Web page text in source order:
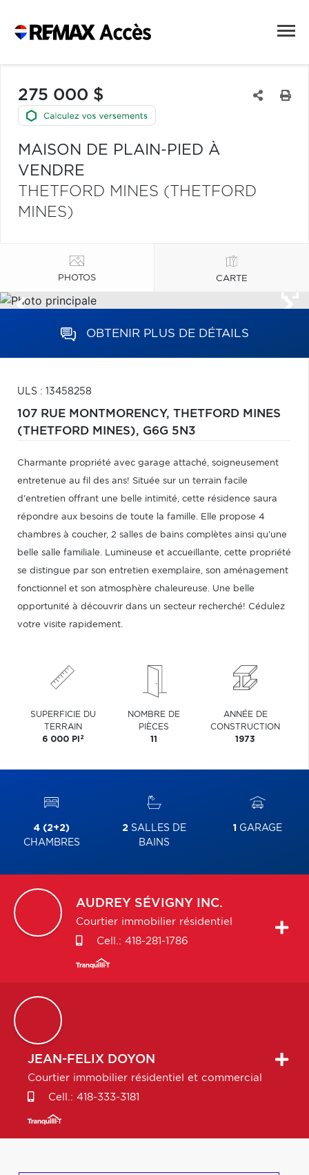
275 000 $
MAISON DE PLAIN-PIED À
VENDRE
THETFORD MINES (THETFORD
MINES)
PHOTOS CARTE
OBTENIR PLUS DE DÉTAILS
ULS : 13458258
107 RUE MONTMORENCY, THETFORD MINES
(THETFORD MINES), G6G 5N3
Charmante propriété avec garage attaché, soigneusement
entretenue au fil des ans! Située sur un terrain facile
d'entretien offrant une belle intimité, cette résidence saura
répondre aux besoins de toute la famille. Elle propose 4
chambres à coucher, 2 salles de bains complètes ainsi qu'une
belle salle familiale. Lumineuse et accueillante, cette propriété
se distingue par son entretien exemplaire, son aménagement
fonctionnel et son atmosphère chaleureuse. Une belle
opportunité à découvrir dans un secteur recherché! Cédulez
votre visite rapidement.
SUPERFICIE DU
TERRAIN
6 000 PI 2
NOMBRE DE
PIÈCES
11
ANNÉE DE
CONSTRUCTION
1973
4 (2+2)
CHAMBRES
2 SALLES DE
BAINS
1 GARAGE
AUDREY SÉVIGNY INC.
Courtier immobilier résidentiel
Cell.: 418-281-1786
JEAN-FELIX DOYON
Courtier immobilier résidentiel et commercial
Cell.: 418-333-3181